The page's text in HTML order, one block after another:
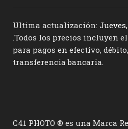
Ultima actualización:
.Todos los precios incluyen
para pagos en efectivo,
transferencia bancaria.
C41 PHOTO ® es una Marca